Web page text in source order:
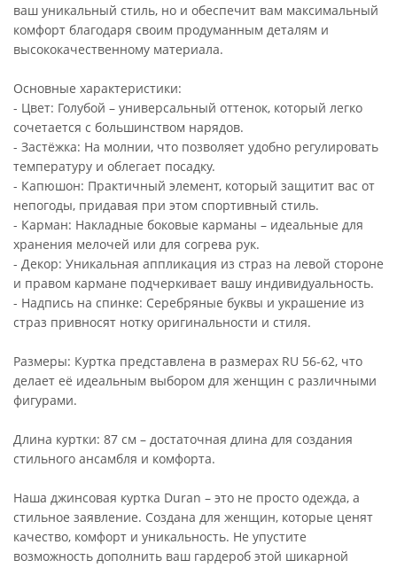
ваш уникальный стиль, но и обеспечит вам максимальный
комфорт благодаря своим продуманным деталям и
высококачественному материала.
Основные характеристики:
- Цвет: Голубой – универсальный оттенок, который легко
сочетается с большинством нарядов.
- Застёжка: На молнии, что позволяет удобно регулировать
температуру и облегает посадку.
- Капюшон: Практичный элемент, который защитит вас от
непогоды, придавая при этом спортивный стиль.
- Карман: Накладные боковые карманы – идеальные для
хранения мелочей или для согрева рук.
- Декор: Уникальная аппликация из страз на левой стороне
и правом кармане подчеркивает вашу индивидуальность.
- Надпись на спинке: Серебряные буквы и украшение из
страз привносят нотку оригинальности и стиля.
Размеры: Куртка представлена в размерах RU 56-62, что
делает её идеальным выбором для женщин с различными
фигурами.
Длина куртки: 87 см – достаточная длина для создания
стильного ансамбля и комфорта.
Наша джинсовая куртка Duran – это не просто одежда, а
стильное заявление. Создана для женщин, которые ценят
качество, комфорт и уникальность. Не упустите
возможность дополнить ваш гардероб этой шикарной